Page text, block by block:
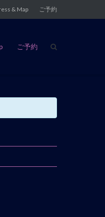
& Map ご予約
ご予約